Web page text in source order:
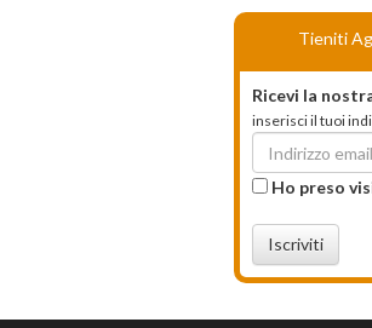
Tieniti
Ricevi la
inserisci il tuoi
Ho preso
Iscriviti